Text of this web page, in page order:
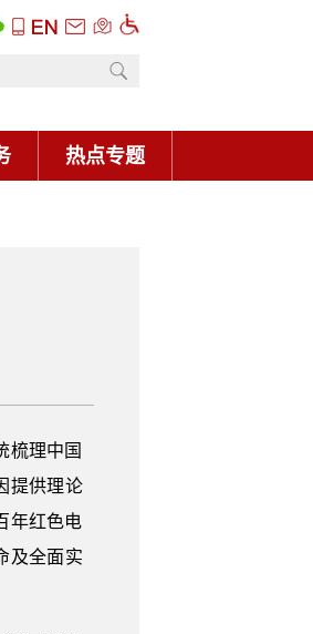
梳理中国
提供理论
年红色电
及全面实